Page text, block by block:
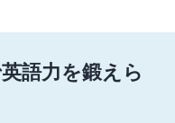
語力を鍛えら